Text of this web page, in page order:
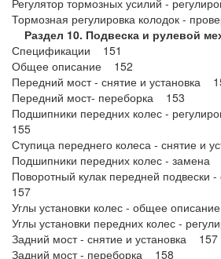
Регулятор тормозных усилий -
Тормозная регулировка колодок -
Раздел 10. Подвеска и рулевой
Спецификации 151
Общее описание 152
Передний мост - снятие и установка
Передний мост- переборка 153
Подшипники передних колес -
155
Ступица переднего колеса - снятие и
Подшипники передних колес -
Поворотный кулак передней подвески -
157
Углы установки колес - общее
Углы установки передних колес -
Задний мост - снятие и установка 157
Задний мост - переборка 158